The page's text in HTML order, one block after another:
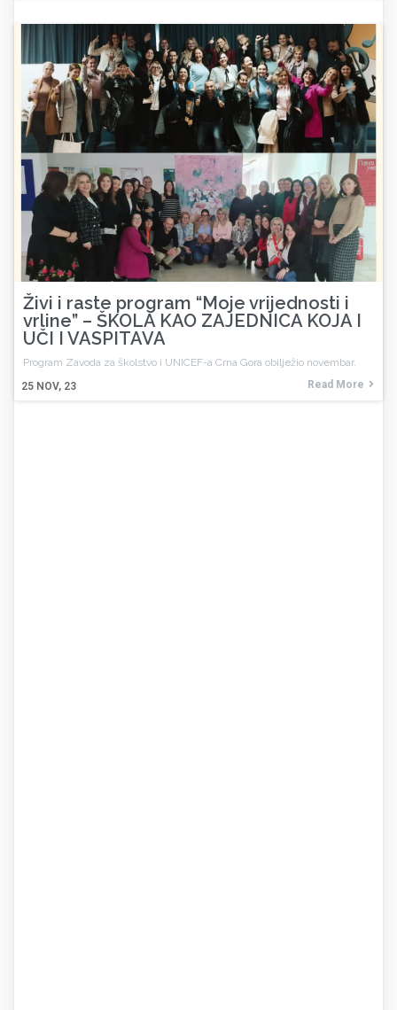
Živi i raste program “Moje vrijednosti i
vrline” – ŠKOLA KAO ZAJEDNICA KOJA I
UČI I VASPITAVA
25 NOV, 23
Program Zavoda za školstvo i UNICEF-a Crna Gora obilježio novembar.
Read More